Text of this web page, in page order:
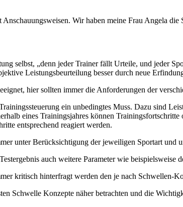
Wir haben meine Frau Angela
selbst, „denn jeder Trainer fällt Urteile, und jeder
Leistungsbeurteilung besser durch neue
hier sollten immer die Anforderungen der
ein unbedingtes Muss. Dazu sind
eines Trainingsjahres können
entsprechend reagiert werden.
unter Berücksichtigung der jeweiligen Sportart und
auch weitere Parameter wie
kritisch hinterfragt werden den je nach Schwellen-
Schwelle Konzepte näher betrachten und die